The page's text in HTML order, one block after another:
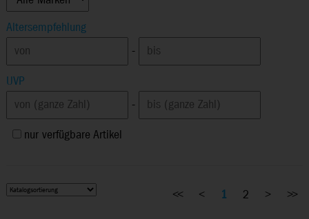
Altersempfehlung
-
UVP
-
nur verfügbare Artikel
<< < 1 2 > >>